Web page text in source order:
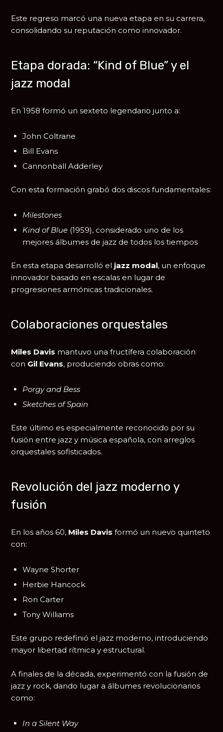
Este regreso marcó una nueva etapa en su carrera,
consolidando su reputación como innovador.
Etapa dorada: “Kind of Blue” y el
jazz modal
En 1958 formó un sexteto legendario junto a:
John Coltrane
Bill Evans
Cannonball Adderley
Con esta formación grabó dos discos fundamentales:
Milestones
Kind of Blue (1959), considerado uno de los
mejores álbumes de jazz de todos los tiempos
En esta etapa desarrolló el jazz modal, un enfoque
innovador basado en escalas en lugar de
progresiones armónicas tradicionales.
Colaboraciones orquestales
Miles Davis mantuvo una fructífera colaboración
con Gil Evans, produciendo obras como:
Porgy and Bess
Sketches of Spain
Este último es especialmente reconocido por su
fusión entre jazz y música española, con arreglos
orquestales sofisticados.
Revolución del jazz moderno y
fusión
En los años 60, Miles Davis formó un nuevo quinteto
con:
Wayne Shorter
Herbie Hancock
Ron Carter
Tony Williams
Este grupo redefinió el jazz moderno, introduciendo
mayor libertad rítmica y estructural.
A finales de la década, experimentó con la fusión de
jazz y rock, dando lugar a álbumes revolucionarios
como:
In a Silent Way